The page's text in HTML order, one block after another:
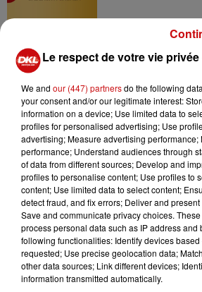
Mulhouse : un
trois mois de
la 77e Foire aux
ouvre ses portes
TITRES DIFFUSÉS
Le respect de votre vie
We and our (447) partnersdo the following
your consent and/or our legitimate interest:
information on a device; Use limited data to
profiles for personalised advertising; Use
advertising; Measure advertising performance;
performance; Understand audiences through
of data from different sources; Develop and
profiles to personalise content; Use profiles to
content; Use limited data to select content;
detect fraud, and fix errors; Deliver and
Save and communicate privacy choices.
process personal data such as IP address and
following functionalities: Identify devices
requested; Use precise geolocation data;
other data sources; Link different devices;
information transmitted automatically.